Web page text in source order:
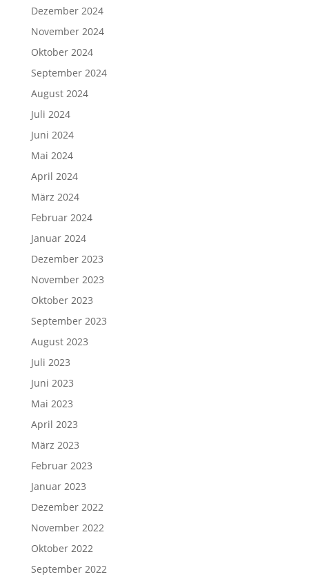
Dezember 2024
November 2024
Oktober 2024
September 2024
August 2024
Juli 2024
Juni 2024
Mai 2024
April 2024
März 2024
Februar 2024
Januar 2024
Dezember 2023
November 2023
Oktober 2023
September 2023
August 2023
Juli 2023
Juni 2023
Mai 2023
April 2023
März 2023
Februar 2023
Januar 2023
Dezember 2022
November 2022
Oktober 2022
September 2022